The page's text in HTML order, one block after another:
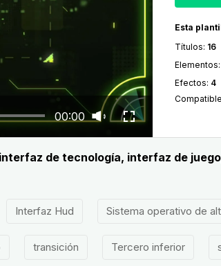
00:00
Esta
Títulos: 16
Elementos:
Efectos: 4
de tecnología, interfaz de
Interfaz Hud Sistema operativo de
transición Tercero inferior